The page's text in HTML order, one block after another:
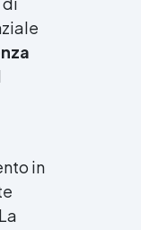
in